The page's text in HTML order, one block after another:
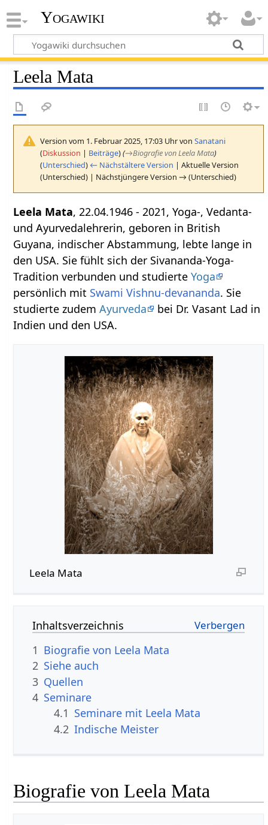
Yogawiki
Leela Mata
Version vom 1. Februar 2025, 17:03 Uhr vonSanatani
(Diskussion | Beiträge)(→Biografie von Leela Mata)
(Unterschied) ← Nächstältere Version | Aktuelle Version
(Unterschied) | Nächstjüngere Version → (Unterschied)
Leela Mata, 22.04.1946 - 2021, Yoga-, Vedanta-
und Ayurvedalehrerin, geboren in British
Guyana, indischer Abstammung, lebte lange in
den USA. Sie fühlt sich der Sivananda-Yoga-
Tradition verbunden und studierteYoga
persönlich mit Swami Vishnu-devananda. Sie
studierte zudemAyurveda
bei Dr. Vasant Lad in
Indien und den USA.
Leela Mata
Inhaltsverzeichnis
1 Biografie von Leela Mata
2 Siehe auch
3 Quellen
4 Seminare
4.1 Seminare mit Leela Mata
4.2 Indische Meister
Biografie von Leela Mata